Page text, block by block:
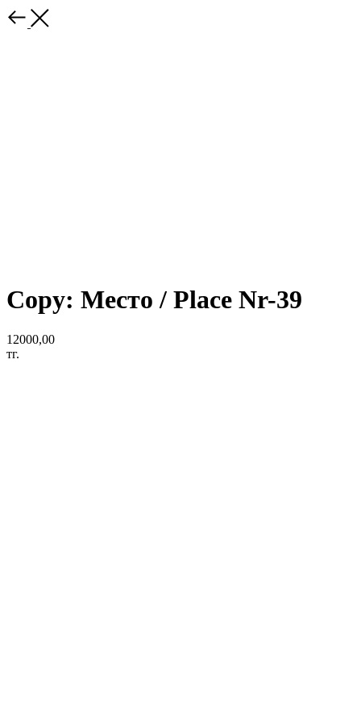
Copy: Место / Place Nr-39
12000,00
тг.